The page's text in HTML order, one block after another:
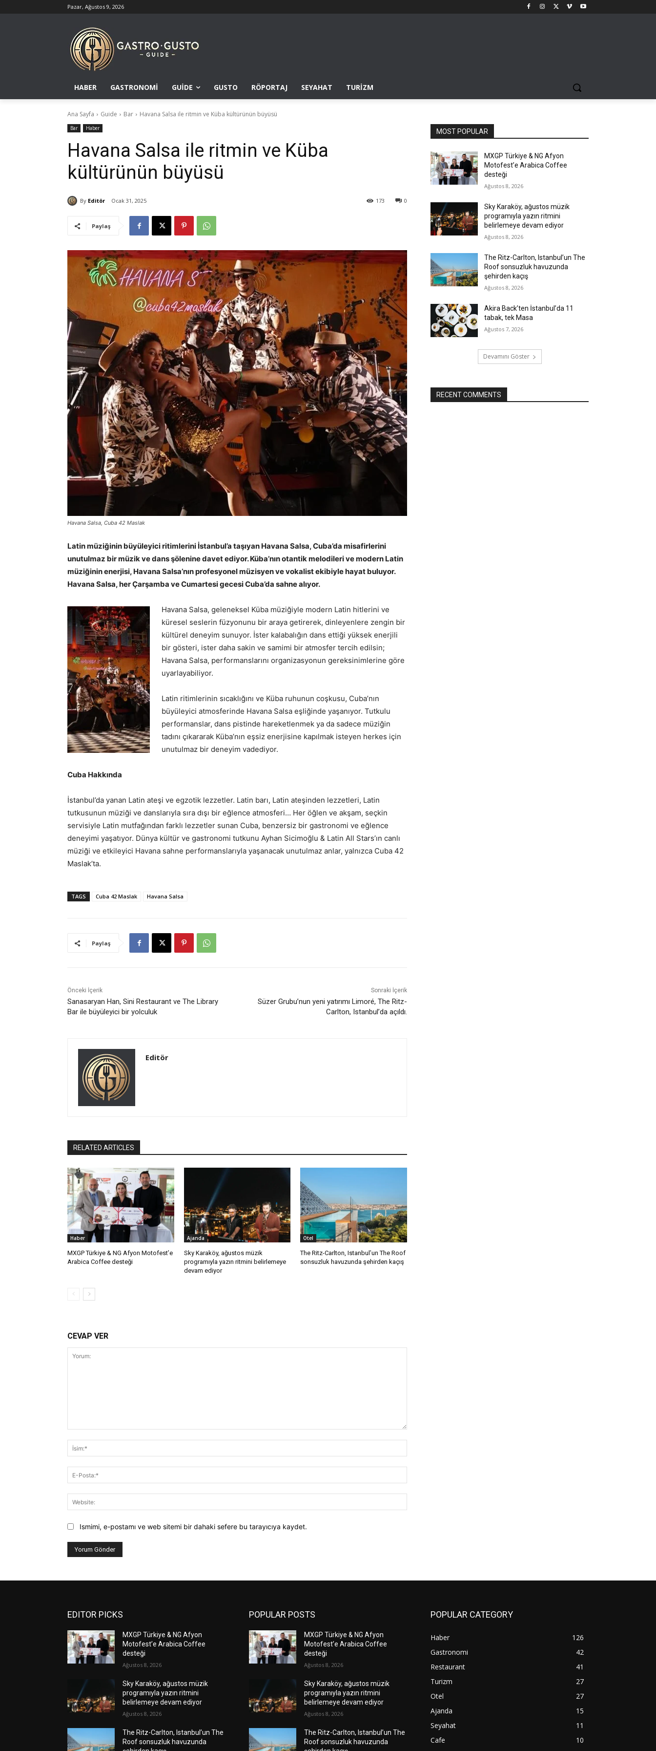
Pazar, Ağustos 9, 2026
HABER GASTRONOMI GUIDE GUSTO RÖPORTAJ SEYAHAT TURIZM
Ana Sayfa Guide Bar Havana Salsa ile ritmin ve Küba kültürünün büyüsü
Bar Haber
Havana Salsa ile ritmin ve Küba
kültürünün büyüsü
By Editör Ocak 31, 2025 0
173
Paylaş
Havana Salsa, Cuba 42 Maslak
Latin müziğinin büyüleyici ritimlerini İstanbul’a taşıyan Havana Salsa, Cuba’da misafirlerini
unutulmaz bir müzik ve dans şölenine davet ediyor. Küba’nın otantik melodileri ve modern Latin
müziğinin enerjisi, Havana Salsa’nın profesyonel müzisyen ve vokalist ekibiyle hayat buluyor.
Havana Salsa, her Çarşamba ve Cumartesi gecesi Cuba’da sahne alıyor.
Havana Salsa, geleneksel Küba müziğiyle modern Latin hitlerini ve
küresel seslerin füzyonunu bir araya getirerek, dinleyenlere zengin bir
kültürel deneyim sunuyor. İster kalabalığın dans ettiği yüksek enerjili
bir gösteri, ister daha sakin ve samimi bir atmosfer tercih edilsin;
Havana Salsa, performanslarını organizasyonun gereksinimlerine göre
uyarlayabiliyor.
Latin ritimlerinin sıcaklığını ve Küba ruhunun coşkusu, Cuba’nın
büyüleyici atmosferinde Havana Salsa eşliğinde yaşanıyor. Tutkulu
performanslar, dans pistinde hareketlenmek ya da sadece müziğin
tadını çıkararak Küba’nın eşsiz enerjisine kapılmak isteyen herkes için
unutulmaz bir deneyim vadediyor.
Cuba Hakkında
İstanbul’da yanan Latin ateşi ve egzotik lezzetler. Latin barı, Latin ateşinden lezzetleri, Latin
tutkusunun müziği ve danslarıyla sıra dışı bir eğlence atmosferi… Her öğlen ve akşam, seçkin
servisiyle Latin mutfağından farklı lezzetler sunan Cuba, benzersiz bir gastronomi ve eğlence
deneyimi yaşatıyor. Dünya kültür ve gastronomi tutkunu Ayhan Sicimoğlu & Latin All Stars’ın canlı
müziği ve etkileyici Havana sahne performanslarıyla yaşanacak unutulmaz anlar, yalnızca Cuba 42
Maslak’ta.
TAGS Cuba 42 Maslak Havana Salsa
Paylaş
Önceki İçerik
Sanasaryan Han, Sini Restaurant ve The Library
Bar ile büyüleyici bir yolculuk
Sonraki İçerik
Süzer Grubu’nun yeni yatırımı Limoré, The Ritz-
Carlton, Istanbul’da açıldı.
Editör
RELATED ARTICLES
Haber
MXGP Türkiye & NG Afyon Motofest’e
Arabica Coffee desteği
Ajanda
Sky Karaköy, ağustos müzik
programıyla yazın ritmini belirlemeye
devam ediyor
Otel
The Ritz-Carlton, Istanbul’un The Roof
sonsuzluk havuzunda şehirden kaçış
CEVAP VER
Posta:*
Ismimi, e-postamı ve web sitemi bir dahaki sefere bu tarayıcıya kaydet.
MOST POPULAR
MXGP Türkiye & NG Afyon
Motofest’e Arabica Coffee
desteği
Ağustos 8, 2026
Sky Karaköy, ağustos müzik
programıyla yazın ritmini
belirlemeye devam ediyor
Ağustos 8, 2026
The Ritz-Carlton, Istanbul’un The
Roof sonsuzluk havuzunda
şehirden kaçış
Ağustos 8, 2026
Akira Back’ten İstanbul’da 11
tabak, tek Masa
Ağustos 7, 2026
Devamını Göster
RECENT COMMENTS
EDITOR PICKS
MXGP Türkiye & NG Afyon
Motofest’e Arabica Coffee
desteği
Ağustos 8, 2026
Sky Karaköy, ağustos müzik
programıyla yazın ritmini
belirlemeye devam ediyor
Ağustos 8, 2026
The Ritz-Carlton, Istanbul’un The
Roof sonsuzluk havuzunda
POPULAR POSTS
MXGP Türkiye & NG Afyon
Motofest’e Arabica Coffee
desteği
Ağustos 8, 2026
Sky Karaköy, ağustos müzik
programıyla yazın ritmini
belirlemeye devam ediyor
Ağustos 8, 2026
The Ritz-Carlton, Istanbul’un The
Roof sonsuzluk havuzunda
POPULAR CATEGORY
Haber
126
Gastronomi
42
Restaurant
41
Turizm
27
Otel
27
Ajanda
15
Seyahat
11
Cafe
10